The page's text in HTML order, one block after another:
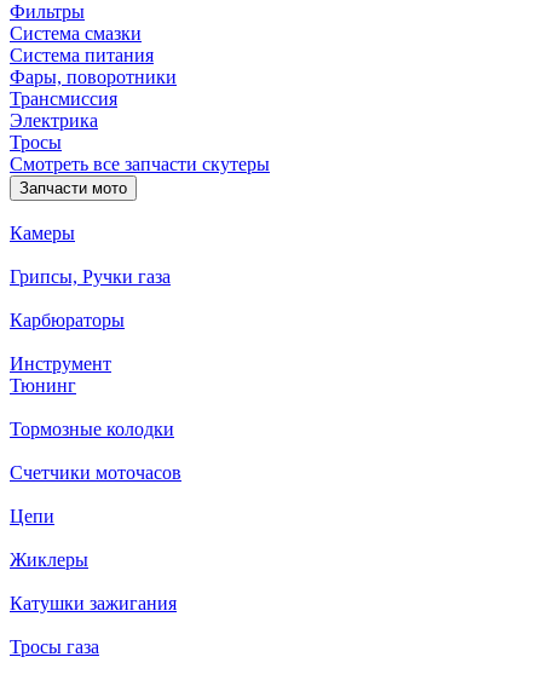
Фильтры
Система смазки
Система питания
Фары, поворотники
Трансмиссия
Электрика
Тросы
Смотреть все запчасти скутеры
Запчасти мото
Камеры
Грипсы, Ручки газа
Карбюраторы
Инструмент
Тюнинг
Тормозные колодки
Счетчики моточасов
Цепи
Жиклеры
Катушки зажигания
Тросы газа